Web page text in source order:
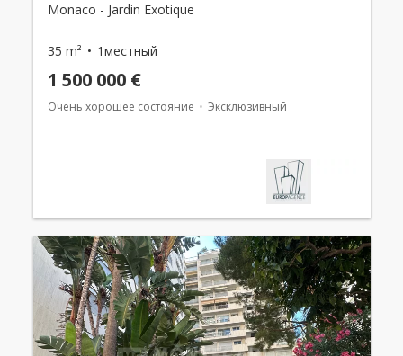
Monaco - Jardin Exotique
35 m² 1местный
1 500 000 €
Очень хорошее состояние Эксклюзивный